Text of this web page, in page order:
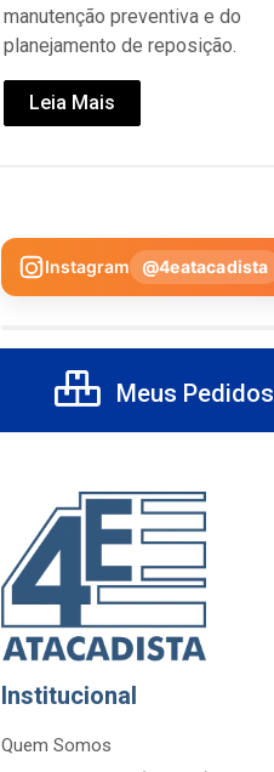
manutenção preventiva e do
planejamento de reposição.
Leia Mais
Instagram @4eatacadista
Meus Pedidos
Institucional
Quem Somos